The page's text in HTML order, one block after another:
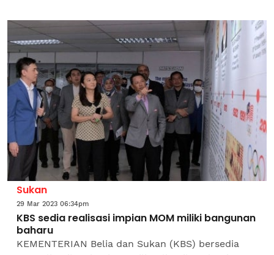
dan Sukan (KBS) Otman...
Sukan
29 Mar 2023 06:34pm
KBS sedia realisasi impian MOM miliki bangunan
baharu
KEMENTERIAN Belia dan Sukan (KBS) bersedia